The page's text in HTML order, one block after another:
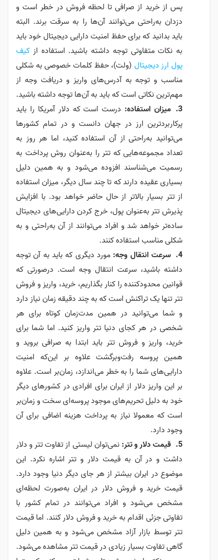
پس از خرید از صرافی تا لحظه فروش در خطر است و
دزدان به‌راحتی می‌توانند آن‌ها را به سرقت برند. البته
باید بدانید که برای حفظ امنیت دارایی دیجیتال خود باید
به نکات متفاوتی توجه داشته باشید. استفاده از کیف
پول ارز دیجیتال (ولت)، حفظ کلمات خصوصی به شکلی
مناسب و توجه به آدرس‌های واریز و دریافت وجه از
مهم‌ترین نکاتی است که باید به آن‌ها توجه داشته باشید.
میزان استفاده: درست است که دلار آمریکا را باید
پرکاربردترین ارز در جهان دانست و در تمام کشورها
می‌توانید به‌راحتی از آن استفاده کنید، اما هر روز به
تعداد مجموعه‌هایی که تتر را به‌عنوان روش پرداخت به
رسمیت می‌شناسند افزوده می‌شود و به همین دلیل
بسیاری عقیده دارند که تا چند سال دیگر، میزان استفاده
از تتر بسیار بالاتر از حال حاضر خواهد بود. با افزایش
پذیرش تتر به‌عنوان پول، خرج کردن دارایی‌های دیجیتال
ساده‌تر خواهد شد و افراد می‌توانند از آن به‌راحتی و به
شکلی مناسب استفاده کنند.
سرعت انتقال وجه: مورد دیگری که باید به آن توجه
داشته باشید، سرعت انتقال وجه است. درصورتی که
قوانین محدودکننده را کنار بگذاریم، خرید، واریز و فروش
تتر تنها یک تراکنش است که به چند دقیقه زمان نیاز دارد
و شما می‌توانید در همین مدت‌زمان کوتاه برای هر
شخصی در هر کجای دنیا تتر واریز کنید. اما شما برای
خرید، واریز و فروش تتر باید ابتدا به صرافی بروید و
همین پروسه رفت‌وبرگشت علاوه بر این‌که امنیت
دارایی‌های شما را به خطر می‌اندازد، زمان‌بر است. علاوه
بر این واریز دلار از ایران برای افرادی در کشورهای دیگر
خود به دلیل تحریم‌های موجود پروسه‌ای سخت و زمان‌بر
است که معمولا نیاز به پرداخت هزینه اضافی برای آن
وجود دارد.
قیمت دلار و تتر: نمی‌توان لیستی از تفاوت تتر و دلار
داشت و در آن به قیمت دلار و تتر اشاره نکرد. این
موضوع در ایران بیشتر از هر جای دیگر دنیا وجود دارد.
قیمت خرید و فروش دلار در ایران به‌صورت لحظه‌ای
مشخص می‌شود و افراد می‌توانند در تمام کشور با
تفاوتی جزئی اقدام به خرید و فروش دلار کنند. اما قیمت
تتر توسط بازار آزاد مشخص می‌شود و به همین دلیل
گاهی تفاوت بسیار زیادی در قیمت تتر مشاهده می‌شود.